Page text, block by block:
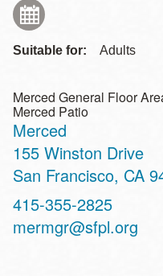
Suitable for: Adults
Merced General Floor
Merced Patio
Merced
Address
155 Winston Drive
San Francisco, CA
Contact
Telephone
415-355-2825
mermgr@sfpl.org